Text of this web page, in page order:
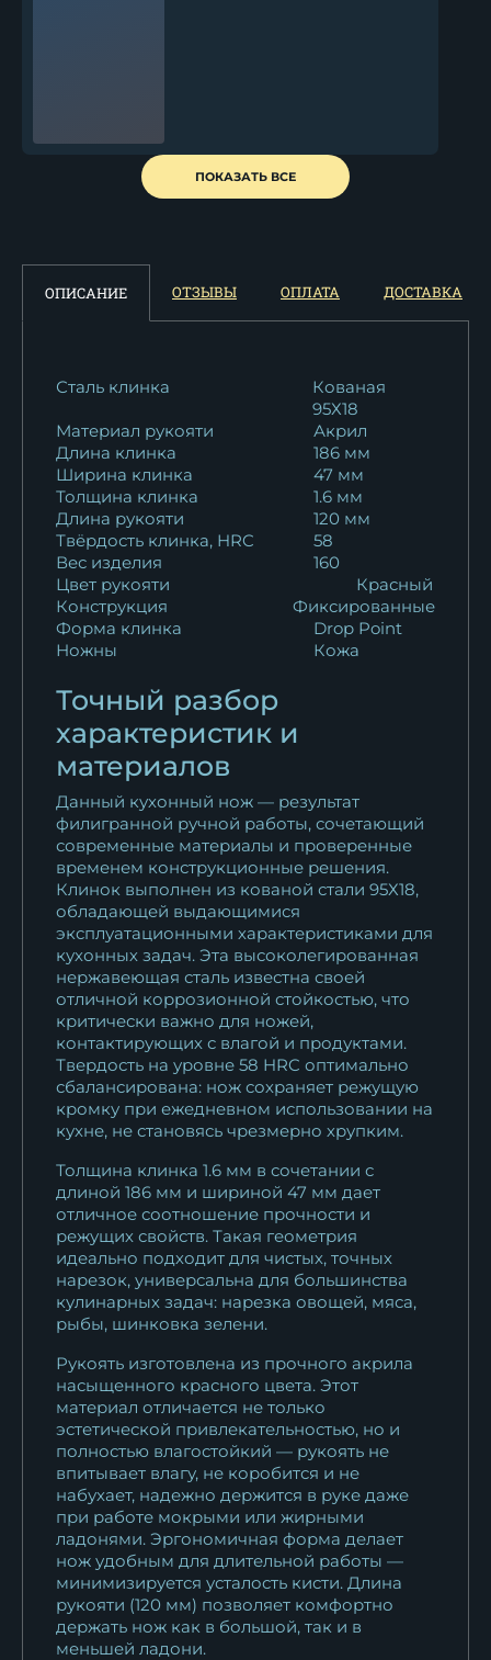
Кухонный нож Шеф № 12
сталь 95Х18...
Кухонный нож Шеф № 12
сталь Х12МФ...
Кухонный нож Шеф № 12
11 253
Кухонный нож Шеф № 12
сталь Х12МФ...
13 123₽
Кухонный нож Шеф № 12
сталь Х12МФ...
Кухонный нож Шеф № 12
сталь 95Х18...
11 253 ₽
Кухонный нож Шеф № 12
сталь Х12МФ...
13 123₽
Кухонный нож Шеф № 12
сталь 95Х18...
11 253₽
Кухонный нож Шеф № 12
сталь 95Х18...
11 253₽
Кухонный нож Шеф № 12
сталь Х12МФ...
13 123
ПОКАЗАТЬ ВСЕ
ОПИСАНИЕ ОТЗЫВЫ ОПЛАТА ДОСТАВКА
Сталь клинка
Кованая
95Х18
Материал рукояти
Акрил
Длина клинка
186 мм
Ширина клинка
47 мм
Толщина клинка
1.6 мм
Длина рукояти
120 мм
Твёрдость клинка, HRC
58
Вес изделия
160
Цвет рукояти
Красный
Конструкция
Фиксированные
Форма клинка
Drop Point
Ножны
Кожа
Точный разбор
характеристик и
материалов
Данный кухонный нож — результат
филигранной ручной работы, сочетающий
современные материалы и проверенные
временем конструкционные решения.
Клинок выполнен из кованой стали 95Х18,
обладающей выдающимися
эксплуатационными характеристиками для
кухонных задач. Эта высоколегированная
нержавеющая сталь известна своей
отличной коррозионной стойкостью, что
критически важно для ножей,
контактирующих с влагой и продуктами.
Твердость на уровне 58 HRC оптимально
сбалансирована: нож сохраняет режущую
кромку при ежедневном использовании на
кухне, не становясь чрезмерно хрупким.
Толщина клинка 1.6 мм в сочетании с
длиной 186 мм и шириной 47 мм дает
отличное соотношение прочности и
режущих свойств. Такая геометрия
идеально подходит для чистых, точных
нарезок, универсальна для большинства
кулинарных задач: нарезка овощей, мяса,
рыбы, шинковка зелени.
Рукоять изготовлена из прочного акрила
насыщенного красного цвета. Этот
материал отличается не только
эстетической привлекательностью, но и
полностью влагостойкий — рукоять не
впитывает влагу, не коробится и не
набухает, надежно держится в руке даже
при работе мокрыми или жирными
ладонями. Эргономичная форма делает
нож удобным для длительной работы —
минимизируется усталость кисти. Длина
рукояти (120 мм) позволяет комфортно
держать нож как в большой, так и в
меньшей ладони.